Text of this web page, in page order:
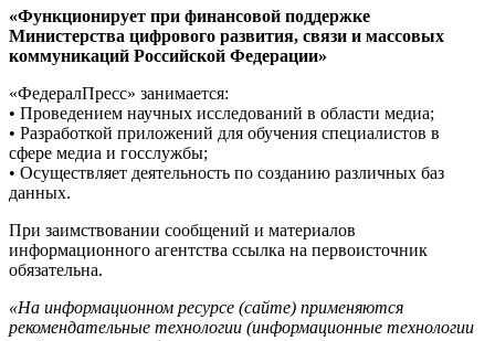
«Функционирует при финансовой поддержке
Министерства цифрового развития, связи и массовых
коммуникаций Российской Федерации»
«ФедералПресс» занимается:
• Проведением научных исследований в области медиа;
• Разработкой приложений для обучения специалистов в
сфере медиа и госслужбы;
• Осуществляет деятельность по созданию различных баз
данных.
При заимствовании сообщений и материалов
информационного агентства ссылка на первоисточник
обязательна.
«На информационном ресурсе (сайте) применяются
рекомендательные технологии (информационные технологии